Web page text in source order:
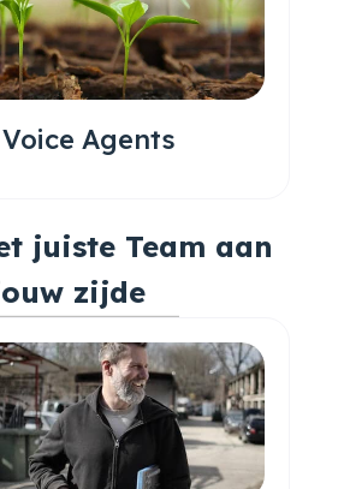
Agents
juiste Team aan
zijde